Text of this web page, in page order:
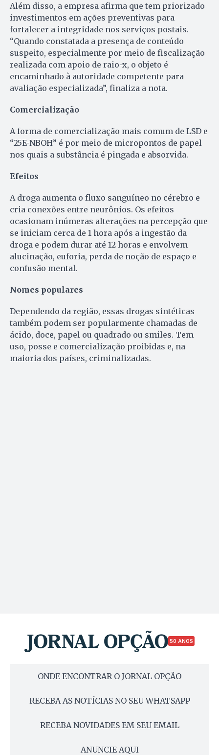
Além disso, a empresa afirma que tem priorizado
investimentos em ações preventivas para
fortalecer a integridade nos serviços postais.
“Quando constatada a presença de conteúdo
suspeito, especialmente por meio de fiscalização
realizada com apoio de raio-x, o objeto é
encaminhado à autoridade competente para
avaliação especializada”, finaliza a nota.
Comercialização
A forma de comercialização mais comum de LSD e
“25E-NBOH” é por meio de micropontos de papel
nos quais a substância é pingada e absorvida.
Efeitos
A droga aumenta o fluxo sanguíneo no cérebro e
cria conexões entre neurônios. Os efeitos
ocasionam inúmeras alterações na percepção que
se iniciam cerca de 1 hora após a ingestão da
droga e podem durar até 12 horas e envolvem
alucinação, euforia, perda de noção de espaço e
confusão mental.
Nomes populares
Dependendo da região, essas drogas sintéticas
também podem ser popularmente chamadas de
ácido, doce, papel ou quadrado ou smiles. Tem
uso, posse e comercialização proibidas e, na
maioria dos países, criminalizadas.
50 ANOS
ONDE ENCONTRAR O JORNAL OPÇÃO
RECEBA AS NOTÍCIAS NO SEU WHATSAPP
RECEBA NOVIDADES EM SEU EMAIL
ANUNCIE AQUI